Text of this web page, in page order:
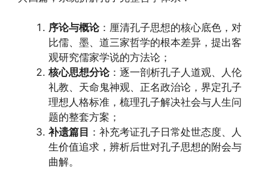
序论与概论：厘清孔子思想的核心底色，对
比儒、墨、道三家哲学的根本差异，提出客
观研究儒家学说的方法论；
核心思想分论：逐一剖析孔子人道观、人伦
礼教、天命鬼神观、正名政治论，界定孔子
理想人格标准，梳理孔子解决社会与人生问
题的整套方案；
补遗篇目 ：补充考证孔子日常处世态度、人
生价值追求，辨析后世对孔子思想的附会与
曲解。